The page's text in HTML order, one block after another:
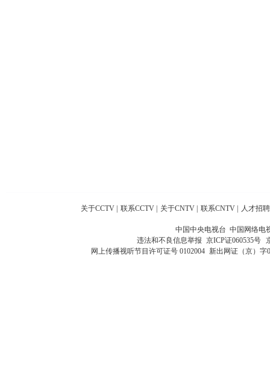
关于CCTV 联系CCTV 关于CNTV 联系CNTV 人才招聘
中国中央电视台 中国网络电
违法和不良信息举报 京ICP证060535号
网上传播视听节目许可证号 0102004 新出网证（京）